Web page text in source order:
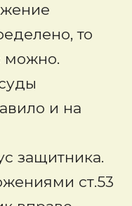
то
можно.
и на
защитника.
ст.53